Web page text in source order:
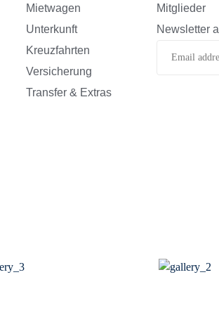
Mietwagen
Unterkunft
Kreuzfahrten
Versicherung
Transfer & Extras
Mitglieder
Newsletter